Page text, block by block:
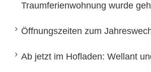
Traumferienwohnung wurde
Öffnungszeiten zum
Ab jetzt im Hofladen: Wellant